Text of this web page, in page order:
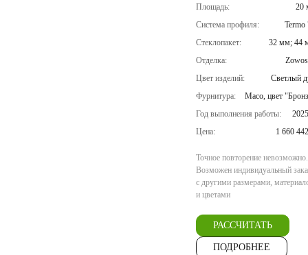
Площадь:
20
Система профиля:
Termo
Стеклопакет:
32 мм; 44
Отделка:
Цвет изделий:
Светлый
Фурнитура:
Maco, цвет
Год выполнения работы:
Цена:
1 660
Точное повторение невозможно.
Возможен индивидуальный
с другими размерами,
и цветами
РАССЧИТАТЬ
ПОДРОБНЕЕ